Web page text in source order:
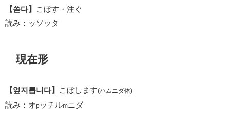
【쏟다】
こぼす・注ぐ
読み：ッソッタ
現在形
【엎지릅니다】 こぼします(ハムニダ体)
読み：オpッチルmニダ